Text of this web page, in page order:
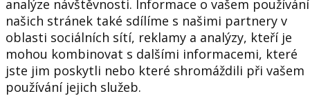
analýze návštěvnosti. Informace o vašem používání
našich stránek také sdílíme s našimi partnery v
oblasti sociálních sítí, reklamy a analýzy, kteří je
mohou kombinovat s dalšími informacemi, které
jste jim poskytli nebo které shromáždili při vašem
používání jejich služeb.